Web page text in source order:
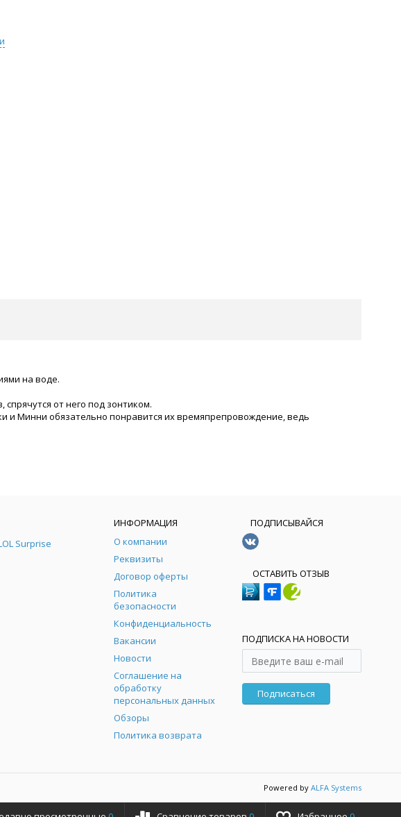
на воде.
от него под зонтиком.
и Минни обязательно понравится их времяпрепровождение, ведь
Surprise
ИНФОРМАЦИЯ
О компании
Реквизиты
Договор оферты
Политика
безопасности
Конфиденциальность
Вакансии
Новости
Соглашение на
обработку
персональных данных
Обзоры
Политика возврата
ПОДПИСЫВАЙСЯ
ОСТАВИТЬ ОТЗЫВ
ПОДПИСКА НА НОВОСТИ
Подписаться
Powered by ALFA Systems